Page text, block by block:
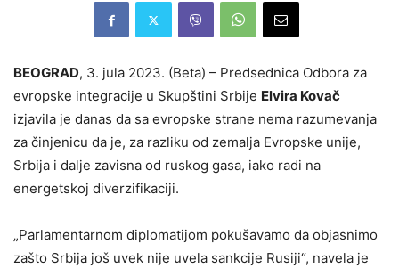
BEOGRAD, 3. jula 2023. (Beta) – Predsednica Odbora za
evropske integracije u Skupštini Srbije Elvira Kovač
izjavila je danas da sa evropske strane nema razumevanja
za činjenicu da je, za razliku od zemalja Evropske unije,
Srbija i dalje zavisna od ruskog gasa, iako radi na
energetskoj diverzifikaciji.
„Parlamentarnom diplomatijom pokušavamo da objasnimo
zašto Srbija još uvek nije uvela sankcije Rusiji“, navela je